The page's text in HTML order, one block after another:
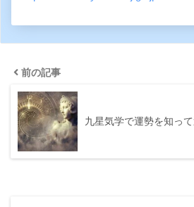
前の記事
九星気学で運勢を知っ